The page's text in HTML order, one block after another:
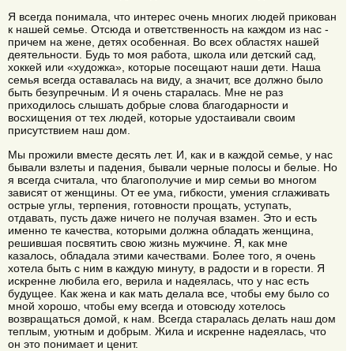
Я всегда понимала, что интерес очень многих людей прикован
к нашей семье. Отсюда и ответственность на каждом из нас -
причем на жене, детях особенная. Во всех областях нашей
деятельности. Будь то моя работа, школа или детский сад,
хоккей или «художка», которые посещают наши дети. Наша
семья всегда оставалась на виду, а значит, все должно было
быть безупречным. И я очень старалась. Мне не раз
приходилось слышать добрые слова благодарности и
восхищения от тех людей, которые удостаивали своим
присутствием наш дом.
Мы прожили вместе десять лет. И, как и в каждой семье, у нас
бывали взлеты и падения, бывали черные полосы и белые. Но
я всегда считала, что благополучие и мир семьи во многом
зависят от женщины. От ее ума, гибкости, умения сглаживать
острые углы, терпения, готовности прощать, уступать,
отдавать, пусть даже ничего не получая взамен. Это и есть
именно те качества, которыми должна обладать женщина,
решившая посвятить свою жизнь мужчине. Я, как мне
казалось, обладала этими качествами. Более того, я очень
хотела быть с ним в каждую минуту, в радости и в горести. Я
искренне любила его, верила и надеялась, что у нас есть
будущее. Как жена и как мать делала все, чтобы ему было со
мной хорошо, чтобы ему всегда и отовсюду хотелось
возвращаться домой, к нам. Всегда старалась делать наш дом
теплым, уютным и добрым. Жила и искренне надеялась, что
он это понимает и ценит.